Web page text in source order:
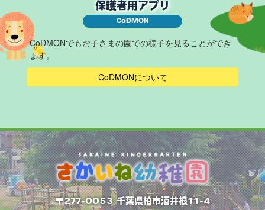
保護者用アプリ
CoDMON
CoDMONでもお子さまの園での様子を見ることができ
ます。
CoDMONについて
〒277-0053 千葉県柏市酒井根11-4